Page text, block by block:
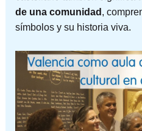
de una comunidad ,
símbolos y su historia viva.